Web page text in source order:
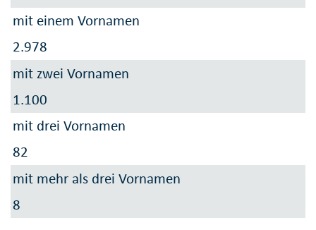
mit einem Vornamen
2.978
mit zwei Vornamen
1.100
mit drei Vornamen
82
mit mehr als drei Vornamen
8